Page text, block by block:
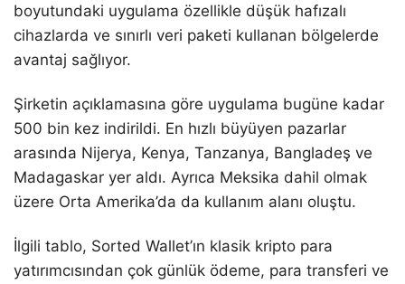
boyutundaki uygulama özellikle düşük hafızalı
cihazlarda ve sınırlı veri paketi kullanan bölgelerde
avantaj sağlıyor.
Şirketin açıklamasına göre uygulama bugüne kadar
500 bin kez indirildi. En hızlı büyüyen pazarlar
arasında Nijerya, Kenya, Tanzanya, Bangladeş ve
Madagaskar yer aldı. Ayrıca Meksika dahil olmak
üzere Orta Amerika’da da kullanım alanı oluştu.
İlgili tablo, Sorted Wallet’ın klasik kripto para
yatırımcısından çok günlük ödeme, para transferi ve